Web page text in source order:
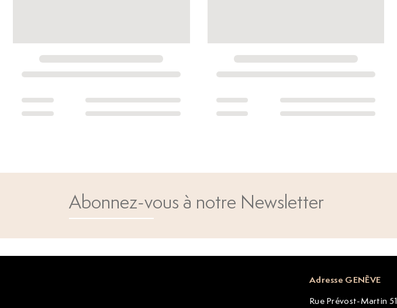
Abonnez-vous à notre Newsletter
Adresse GENÈVE
Rue Prévost-Martin 51